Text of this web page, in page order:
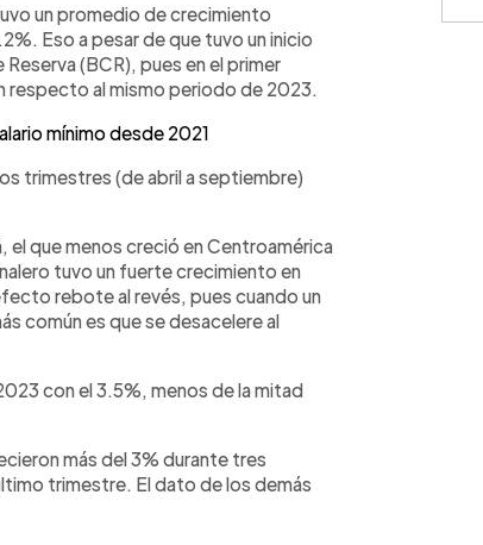
un promedio de crecimiento
Eso a pesar de que tuvo un inicio
(BCR), pues en el primer
respecto al mismo periodo de 2023.
mínimo desde 2021
trimestres (de abril a septiembre)
el que menos creció en Centroamérica
tuvo un fuerte crecimiento en
rebote al revés, pues cuando un
común es que se desacelere al
con el 3.5%, menos de la mitad
más del 3% durante tres
trimestre. El dato de los demás